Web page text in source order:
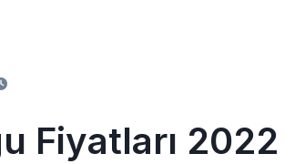
Fiyatları 2022